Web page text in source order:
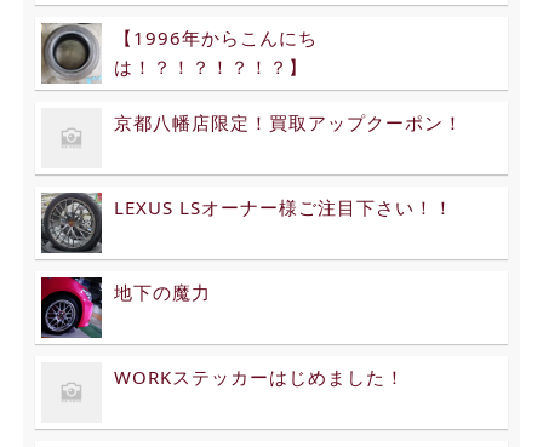
【1996年からこんにち
は！？！？！？！？】
京都八幡店限定！買取アップクーポン！
LEXUS LSオーナー様ご注目下さい！！
地下の魔力
WORKステッカーはじめました！